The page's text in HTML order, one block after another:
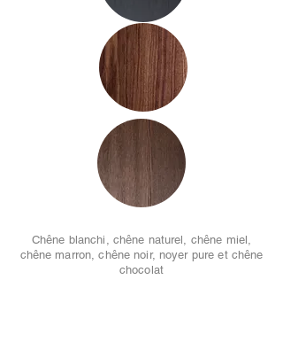
Chêne blanchi, chêne naturel, chêne miel,
chêne marron, chêne noir, noyer pure et chêne
chocolat